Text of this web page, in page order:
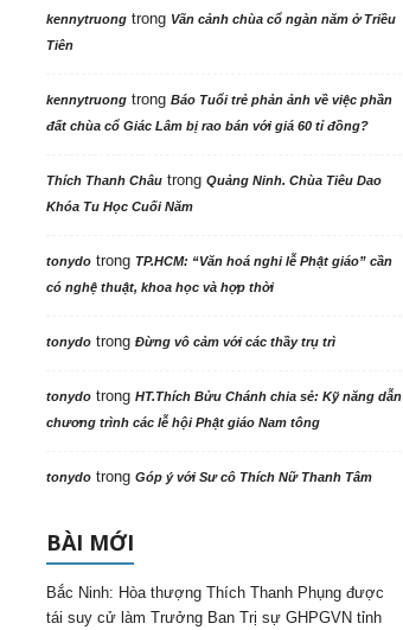
kennytruongtrong Vãn cảnh chùa cổ ngàn năm ở Triều
Tiên
kennytruongtrong Báo Tuổi trẻ phản ảnh về việc phần
đất chùa cổ Giác Lâm bị rao bán với giá 60 tỉ đồng?
Thích Thanh Châutrong Quảng Ninh. Chùa Tiêu Dao
Khóa Tu Học Cuối Năm
tonydotrong TP.HCM: “Văn hoá nghi lễ Phật giáo” cần
có nghệ thuật, khoa học và hợp thời
tonydotrong Đừng vô cảm với các thầy trụ trì
tonydotrong HT.Thích Bửu Chánh chia sẻ: Kỹ năng dẫn
chương trình các lễ hội Phật giáo Nam tông
tonydotrong Góp ý với Sư cô Thích Nữ Thanh Tâm
BÀI MỚI
Bắc Ninh: Hòa thượng Thích Thanh Phụng được
tái suy cử làm Trưởng Ban Trị sự GHPGVN tỉnh